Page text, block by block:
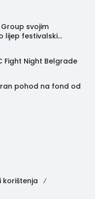
svojim
lijep festivalski
Fight Night Belgrade
pohod na fond od
korištenja